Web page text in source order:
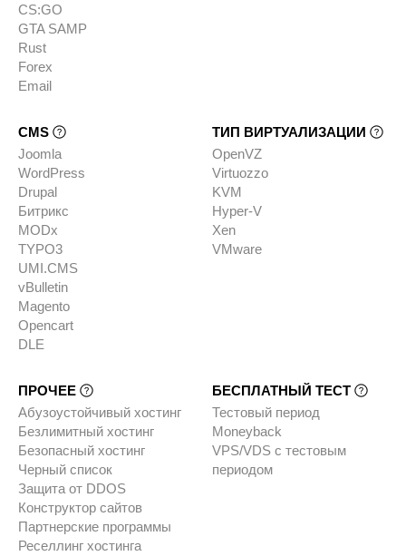
CS:GO
GTA SAMP
Rust
Forex
Email
CMS
Joomla
WordPress
Drupal
Битрикс
MODx
TYPO3
UMI.CMS
vBulletin
Magento
Opencart
DLE
ТИП ВИРТУАЛИЗАЦИИ
OpenVZ
Virtuozzo
KVM
Hyper-V
Xen
VMware
ПРОЧЕЕ
Абузоустойчивый хостинг
Безлимитный хостинг
Безопасный хостинг
Черный список
Защита от DDOS
Конструктор сайтов
Партнерские программы
Реселлинг хостинга
БЕСПЛАТНЫЙ ТЕСТ
Тестовый период
Moneyback
VPS/VDS с тестовым
периодом